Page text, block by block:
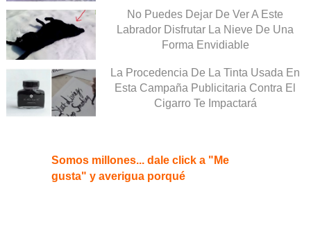
No Puedes Dejar De Ver A Este
Labrador Disfrutar La Nieve De Una
Forma Envidiable
La Procedencia De La Tinta Usada En
Esta Campaña Publicitaria Contra El
Cigarro Te Impactará
Somos millones... dale click a "Me
gusta" y averigua porqué